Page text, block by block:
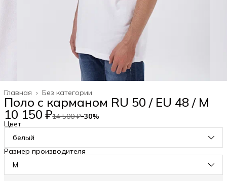
Без категории
Главная ›
Поло с карманом RU 50 / EU 48 / M
10 150 ₽14 500 ₽−30%
Цвет
белый
Размер производителя
M